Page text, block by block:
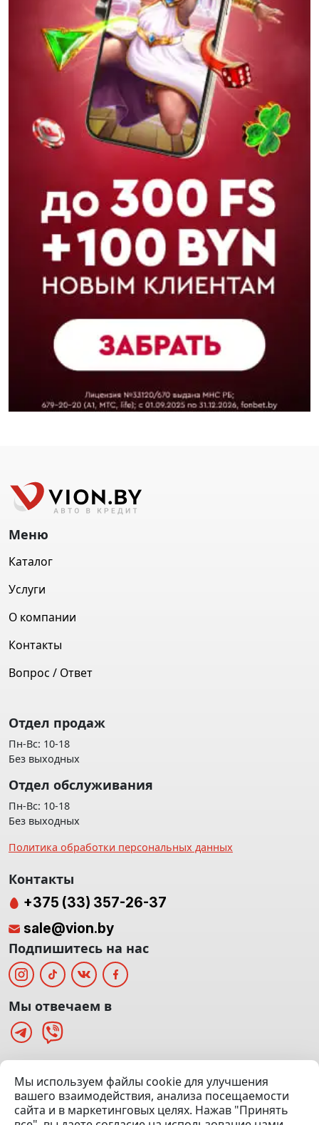
(Офис: 5 этаж | Осмотр авто: 5 этаж)
Посмотреть на карте
Меню
Каталог
Услуги
О компании
Контакты
Вопрос / Ответ
Отдел продаж
Пн-Вс: 10-18
Без выходных
Отдел обслуживания
Пн-Вс: 10-18
Без выходных
Политика обработки персональных данных
Мы используем файлы cookie для улучшения
вашего взаимодействия, анализа посещаемости
сайта и в маркетинговых целях. Нажав "Принять
Контакты
+375 (33) 357-26-37
sale@vion.by
Подпишитесь на нас
Мы отвечаем в